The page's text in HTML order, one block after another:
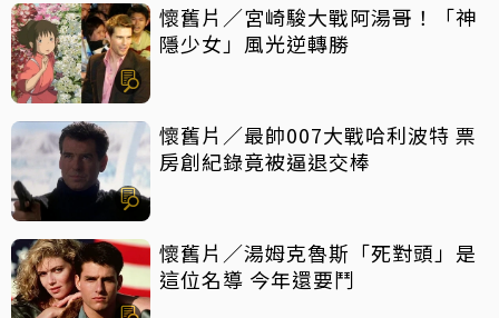
懷舊片／宮崎駿大戰阿湯哥！「神
隱少女」風光逆轉勝
懷舊片／最帥007大戰哈利波特 票
房創紀錄竟被逼退交棒
懷舊片／湯姆克魯斯「死對頭」是
這位名導 今年還要鬥